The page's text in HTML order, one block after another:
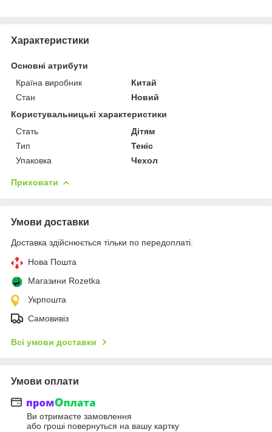
Характеристики
Основні атрибути
Країна виробник
Китай
Стан
Новий
Користувальницькі характеристики
Стать
Дітям
Тип
Теніс
Упаковка
Чехол
Приховати
Умови доставки
Доставка здійснюється тільки по передоплаті.
Нова Пошта
Магазини Rozetka
Укрпошта
Самовивіз
Всі умови доставки
Умови оплати
Ви отримаєте замовлення
або гроші повернуться на вашу картку